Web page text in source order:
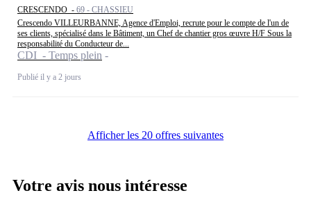
CRESCENDO - 69 - CHASSIEU
Crescendo VILLEURBANNE, Agence d'Emploi, recrute pour le compte de l'un de
ses clients, spécialisé dans le Bâtiment, un Chef de chantier gros œuvre H/F Sous la
responsabilité du Conducteur de...
CDI - Temps plein
Publié il y a 2 jours
Afficher les 20 offres suivantes
Votre avis nous intéresse